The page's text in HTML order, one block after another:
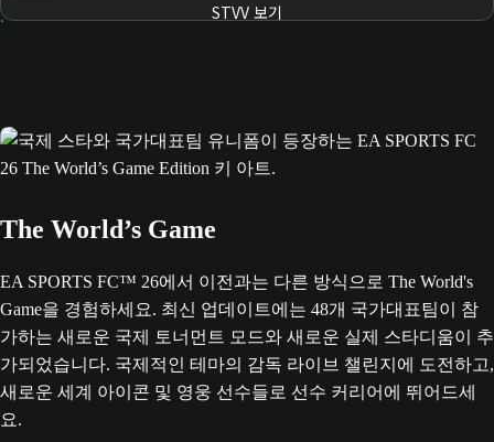
STVV 보기
The World’s Game
EA SPORTS FC™ 26에서 이전과는 다른 방식으로 The World's
Game을 경험하세요. 최신 업데이트에는 48개 국가대표팀이 참
가하는 새로운 국제 토너먼트 모드와 새로운 실제 스타디움이 추
가되었습니다. 국제적인 테마의 감독 라이브 챌린지에 도전하고,
새로운 세계 아이콘 및 영웅 선수들로 선수 커리어에 뛰어드세
요.